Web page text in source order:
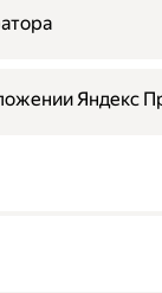
Яндекс